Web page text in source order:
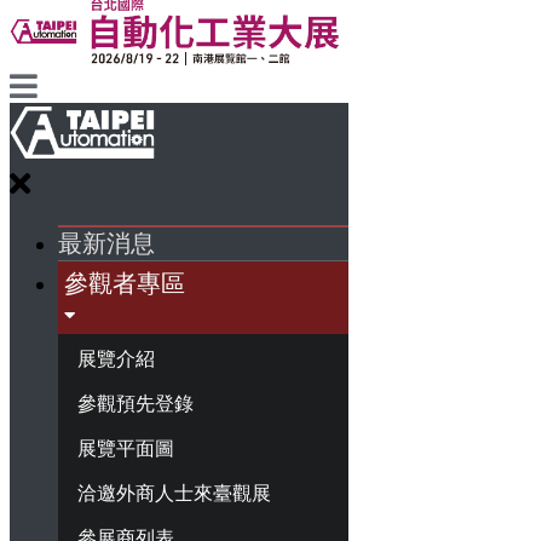
最新消息
參觀者專區
展覽介紹
參觀預先登錄
展覽平面圖
洽邀外商人士來臺觀展